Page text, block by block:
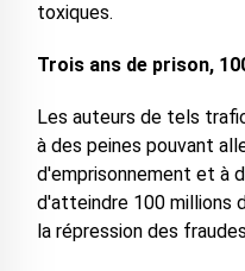
toxiques.
Trois ans de prison,
Les auteurs de tels
à des peines pouvant
d'emprisonnement et à
d'atteindre 100 millions
la répression des